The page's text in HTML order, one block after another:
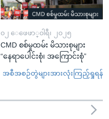
၀၂ ေဖေဖာ္၀ါရီ၊ ၂၀၂၅
CMD စစ်မှုထမ်း မိသားစုများ
“နေရာပေါင်းစုံ၊ အကြောင်းစုံ”
အစီအစဉ်တွဲများအားလုံးကြည့်ရှုရန်